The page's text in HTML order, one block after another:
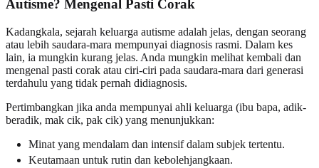
Autisme? Mengenal Pasti Corak
Kadangkala, sejarah keluarga autisme adalah jelas, dengan seorang
atau lebih saudara-mara mempunyai diagnosis rasmi. Dalam kes
lain, ia mungkin kurang jelas. Anda mungkin melihat kembali dan
mengenal pasti corak atau ciri-ciri pada saudara-mara dari generasi
terdahulu yang tidak pernah didiagnosis.
Pertimbangkan jika anda mempunyai ahli keluarga (ibu bapa, adik-
beradik, mak cik, pak cik) yang menunjukkan:
Minat yang mendalam dan intensif dalam subjek tertentu.
Keutamaan untuk rutin dan kebolehjangkaan.